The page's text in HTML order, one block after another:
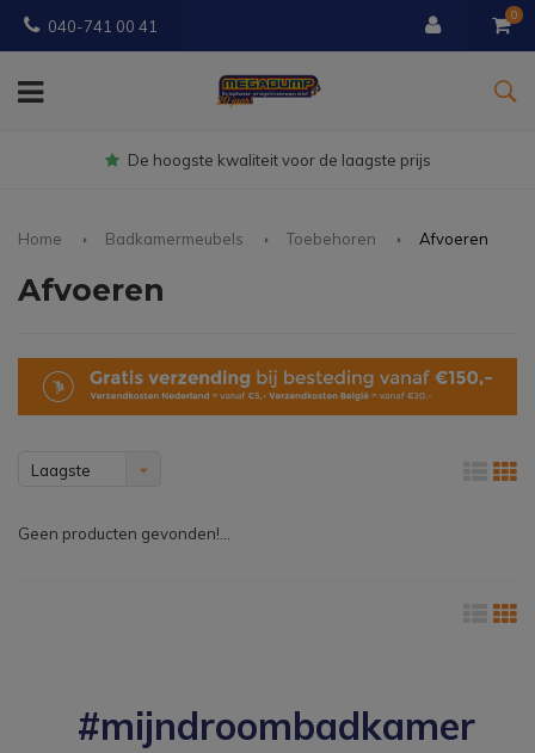
040-741 00 41
0
Gratis bezorgd vanaf €
Home Badkamermeubels Toebehoren Afvoeren
Afvoeren
Laagste
Geen producten gevonden!...
#mijndroombadkamer